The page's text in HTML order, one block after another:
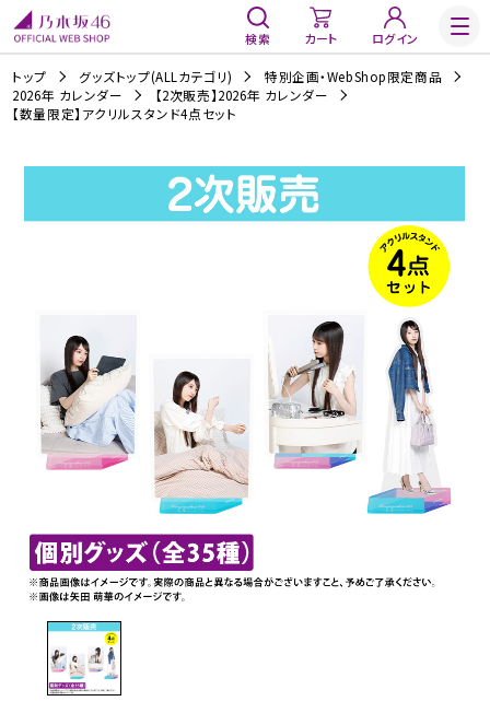
検索 カート ログイン
トップ グッズトップ(ALLカテゴリ)
特別企画・WebShop限定商品
2026年 カレンダー
【2次販売】2026年 カレンダー
【数量限定】アクリルスタンド4点セット